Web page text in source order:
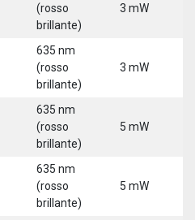
(rosso
brillante)
3 mW
635 nm
(rosso
brillante)
3 mW
635 nm
(rosso
brillante)
5 mW
635 nm
(rosso
brillante)
5 mW